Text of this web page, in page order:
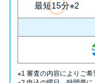
最短15分※2
※1 審査の内容によりご希